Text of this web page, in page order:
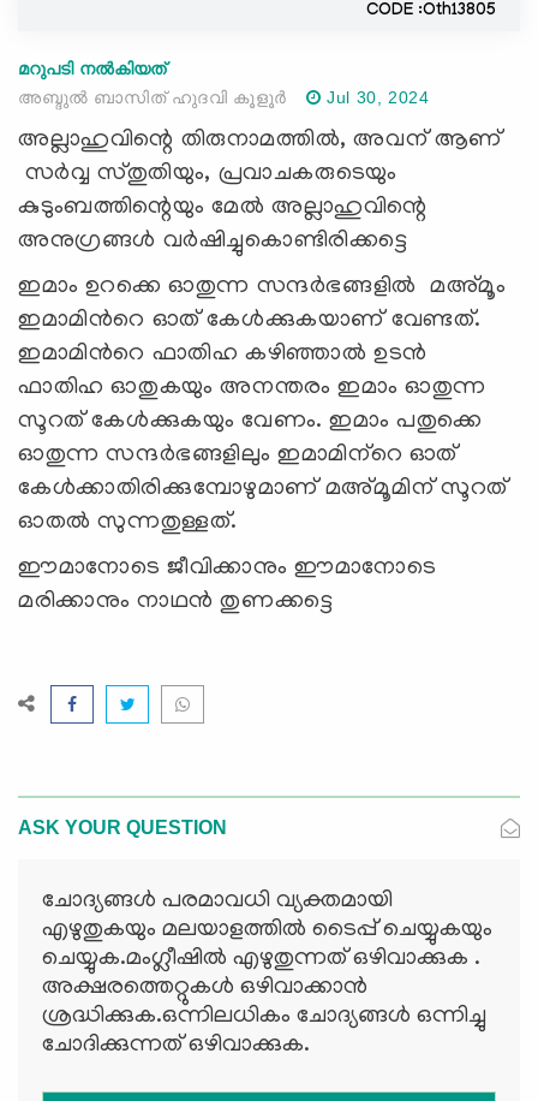
CODE :Oth13805
മറുപടി നൽകിയത്
അബ്ദുൽ ബാസിത് ഹുദവി കൂളൂർ
Jul 30, 2024
അല്ലാഹുവിന്റെ തിരുനാമത്തില്‍, അവന് ആണ്
സര്‍വ്വ സ്തുതിയും, പ്രവാചകരുടെയും
കുടുംബത്തിന്റെയും മേല്‍ അല്ലാഹുവിന്റെ
അനുഗ്രങ്ങള്‍ വര്‍ഷിച്ചുകൊണ്ടിരിക്കട്ടെ
ഇമാം ഉറക്കെ ഓതുന്ന സന്ദർഭങ്ങളിൽ മഅ്മൂം
ഇമാമിന്‍റെ ഓത് കേൾക്കുകയാണ് വേണ്ടത്.
ഇമാമിന്‍റെ ഫാതിഹ കഴിഞ്ഞാൽ ഉടൻ
ഫാതിഹ ഓതുകയും അനന്തരം ഇമാം ഓതുന്ന
സൂറത് കേൾക്കുകയും വേണം. ഇമാം പതുക്കെ
ഓതുന്ന സന്ദർഭങ്ങളിലും ഇമാമിന‍്‍റെ ഓത്
കേൾക്കാതിരിക്കുമ്പോഴുമാണ് മഅ്മൂമിന് സൂറത്
ഓതൽ സുന്നതുള്ളത്.
ഈമാനോടെ ജീവിക്കാനും ഈമാനോടെ
മരിക്കാനും നാഥന്‍ തുണക്കട്ടെ
ASK YOUR QUESTION
ചോദ്യങ്ങള്‍ പരമാവധി വ്യക്തമായി
എഴുതുകയും മലയാളത്തില്‍ ടൈപ്പ് ചെയ്യുകയും
ചെയ്യുക.മംഗ്ലീഷില്‍ എഴുതുന്നത് ഒഴിവാക്കുക .
അക്ഷരത്തെറ്റുകള്‍ ഒഴിവാക്കാന്‍
ശ്രദ്ധിക്കുക.ഒന്നിലധികം ചോദ്യങ്ങള്‍ ഒന്നിച്ചു
ചോദിക്കുന്നത് ഒഴിവാക്കുക.